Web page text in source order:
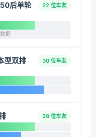
后单轮
22 位车友
据
型双排
30 位车友
28 位车友